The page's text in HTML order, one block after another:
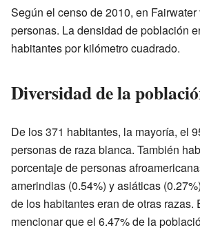
Según el censo de 2010, en Fairwater
personas. La densidad de población
habitantes por kilómetro cuadrado.
Diversidad de la
De los 371 habitantes, la mayoría, el
personas de raza blanca. También
porcentaje de personas
amerindias (0.54%) y asiáticas
de los habitantes eran de otras razas.
mencionar que el 6.47% de la